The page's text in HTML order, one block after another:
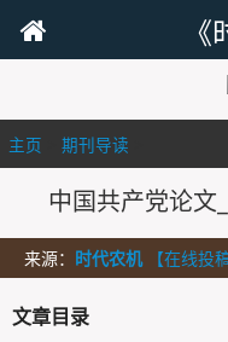
主页 期刊导读
中国共产党论文
来源： 时代农机 【在线投
文章目录